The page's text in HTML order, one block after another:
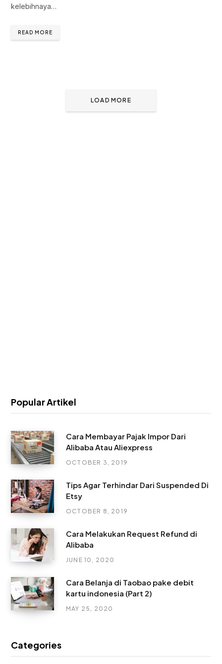
kelebihnaya…
READ MORE
LOAD MORE
Popular Artikel
Cara Membayar Pajak Impor Dari
Alibaba Atau Aliexpress
OCTOBER 3, 2019
Tips Agar Terhindar Dari Suspended Di
Etsy
OCTOBER 8, 2019
Cara Melakukan Request Refund di
Alibaba
JUNE 10, 2020
Cara Belanja di Taobao pake debit
kartu indonesia (Part 2)
MAY 25, 2020
Categories